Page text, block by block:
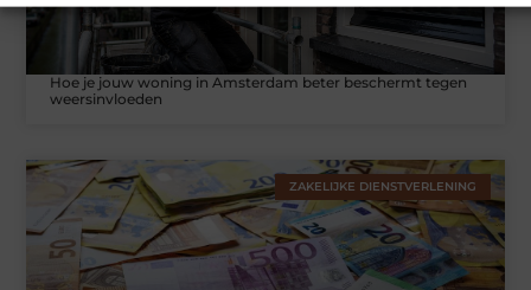
Hoe je jouw woning in Amsterdam beter beschermt tegen
weersinvloeden
ZAKELIJKE DIENSTVERLENING